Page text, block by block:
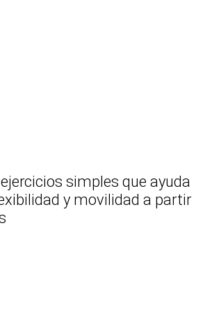
simples que ayuda
y movilidad a partir